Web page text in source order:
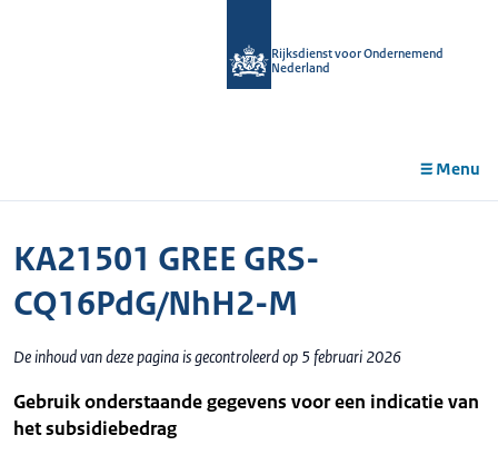
Rijksdienst voor Ondernemend
Nederland
Menu
KA21501 GREE GRS-
CQ16PdG/NhH2-M
De inhoud van deze pagina is gecontroleerd op 5 februari 2026
Gebruik onderstaande gegevens voor een indicatie van
het subsidiebedrag